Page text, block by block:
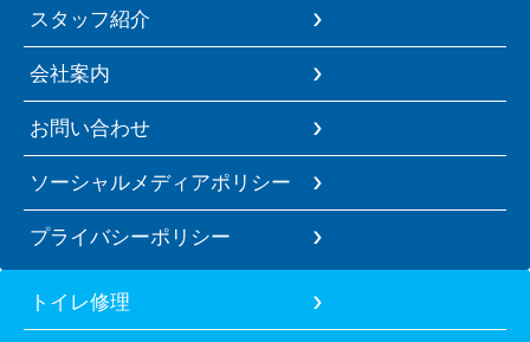
スタッフ紹介
会社案内
お問い合わせ
ソーシャルメディアポリシー
プライバシーポリシー
トイレ修理